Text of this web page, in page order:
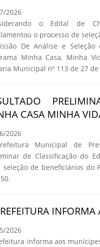
2026
o Edital de
o processo de
De Análise e
Minha Casa, Minha
Municipal nº 113 de 27
CASA MINHA
2026
Municipal de
de Classificação do
seleção de beneficiários do
2026
informa aos